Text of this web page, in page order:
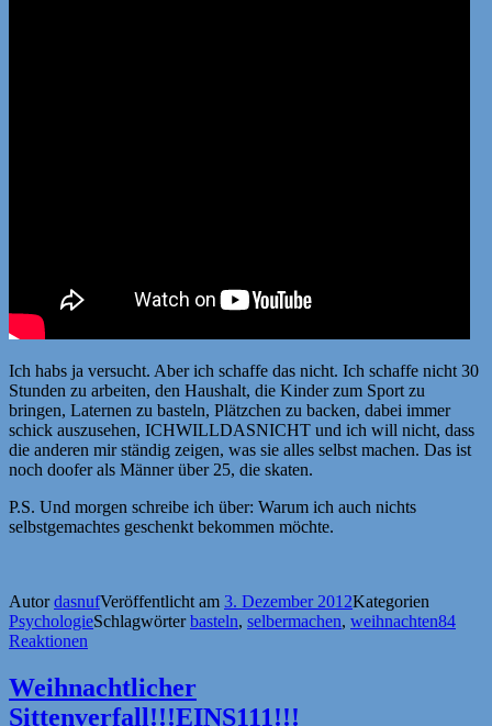
Ich habs ja versucht. Aber ich schaffe das nicht. Ich schaffe nicht 30
Stunden zu arbeiten, den Haushalt, die Kinder zum Sport zu
bringen, Laternen zu basteln, Plätzchen zu backen, dabei immer
schick auszusehen, ICHWILLDASNICHT und ich will nicht, dass
die anderen mir ständig zeigen, was sie alles selbst machen. Das ist
noch doofer als Männer über 25, die skaten.
P.S. Und morgen schreibe ich über: Warum ich auch nichts
selbstgemachtes geschenkt bekommen möchte.
AutordasnufVeröffentlicht am 3. Dezember 2012Kategorien
PsychologieSchlagwörterbasteln, selbermachen, weihnachten84
Reaktionen
Weihnachtlicher
Sittenverfall!!!EINS111!!!